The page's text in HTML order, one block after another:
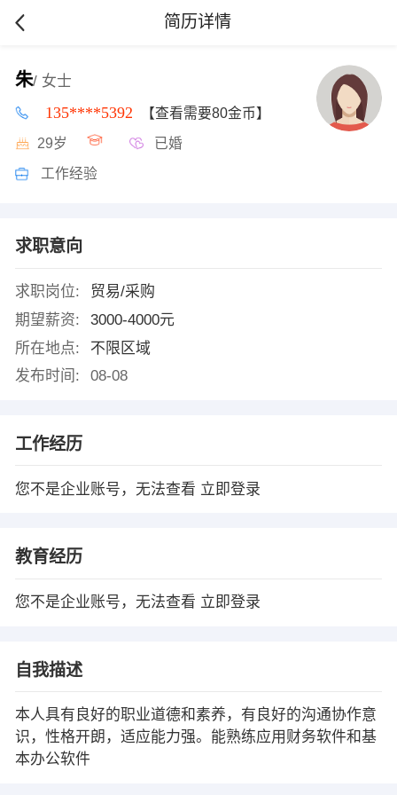
简历详情
朱/ 女士
135****5392 【查看需要80金币】
29岁 已婚
工作经验
求职意向
求职岗位:
贸易/采购
期望薪资:
3000-4000元
所在地点:
不限区域
发布时间:
08-08
工作经历
您不是企业账号，无法查看 立即登录
教育经历
您不是企业账号，无法查看 立即登录
自我描述
本人具有良好的职业道德和素养，有良好的沟通协作意
识，性格开朗，适应能力强。能熟练应用财务软件和基
本办公软件